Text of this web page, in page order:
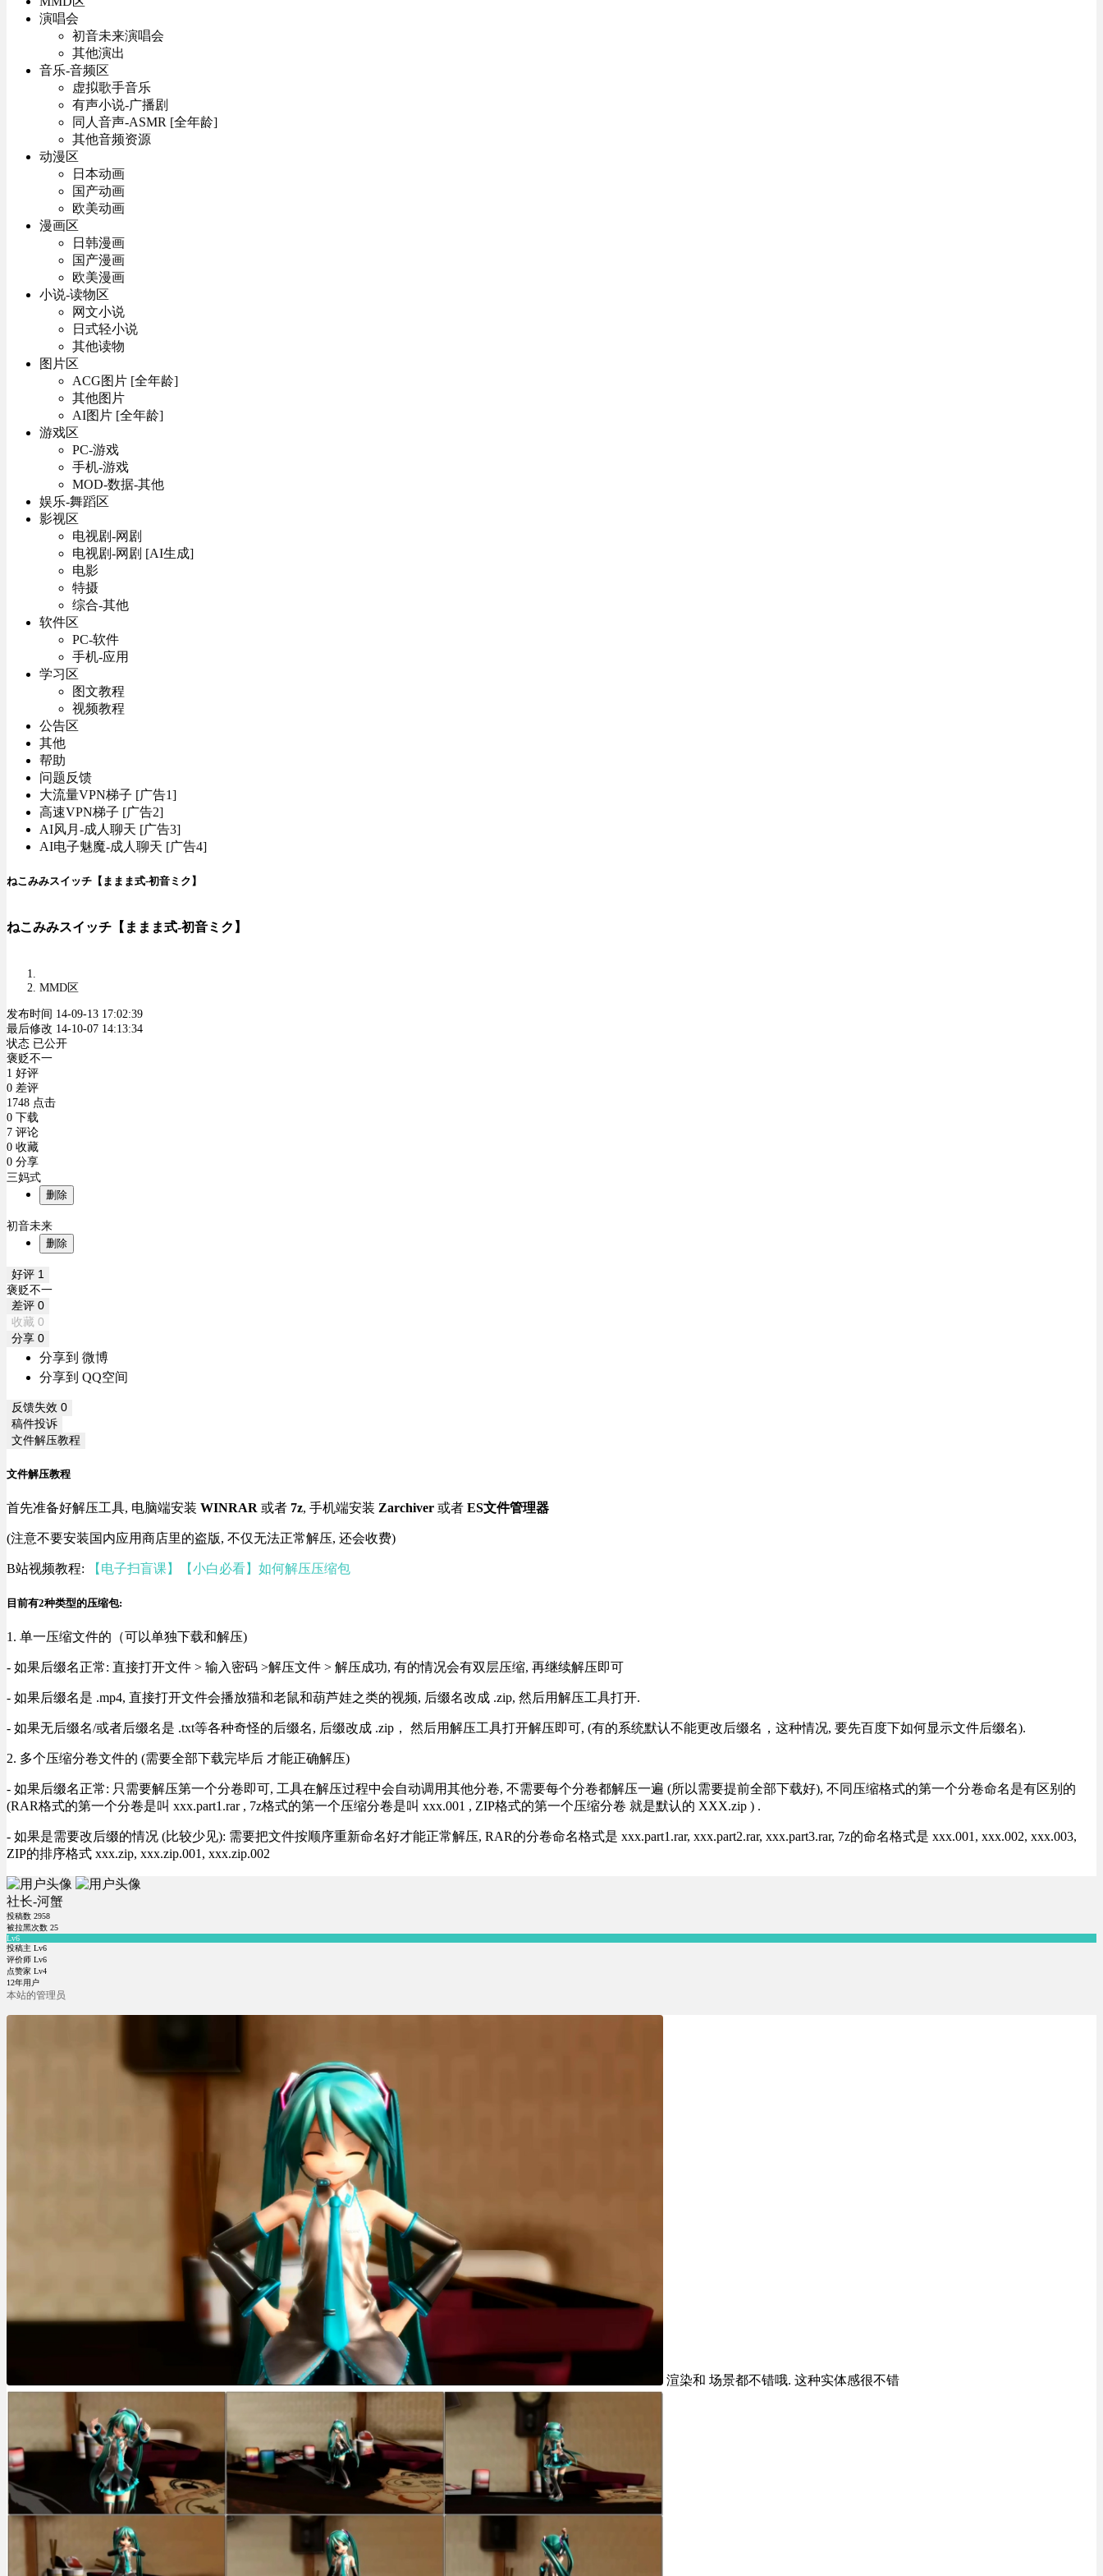
演唱会
初音未来演唱会
其他演出
音乐-音频区
虚拟歌手音乐
有声小说-广播剧
同人音声-ASMR [全年龄]
其他音频资源
动漫区
日本动画
国产动画
欧美动画
漫画区
日韩漫画
国产漫画
欧美漫画
小说-读物区
网文小说
日式轻小说
其他读物
图片区
ACG图片 [全年龄]
其他图片
AI图片 [全年龄]
游戏区
PC-游戏
手机-游戏
MOD-数据-其他
娱乐-舞蹈区
影视区
电视剧-网剧
电视剧-网剧 [AI生成]
电影
特摄
综合-其他
软件区
PC-软件
手机-应用
学习区
图文教程
视频教程
公告区
其他
帮助
问题反馈
大流量VPN梯子 [广告1]
高速VPN梯子 [广告2]
AI风月-成人聊天 [广告3]
AI电子魅魔-成人聊天 [广告4]
ねこみみスイッチ【ままま式-初音ミク】
ねこみみスイッチ【ままま式-初音ミク】
MMD区
发布时间 14-09-13 17:02:39
最后修改 14-10-07 14:13:34
状态 已公开
褒贬不一
1 好评
0 差评
1748 点击
0 下载
7 评论
0 收藏
0 分享
三妈式
删除
初音未来
删除
好评 1
褒贬不一
差评 0
收藏 0
分享 0
分享到 微博
分享到 QQ空间
反馈失效 0
稿件投诉
文件解压教程
文件解压教程
首先准备好解压工具, 电脑端安装 WINRAR 或者 7z, 手机端安装 Zarchiver 或者 ES文件管理器
(注意不要安装国内应用商店里的盗版, 不仅无法正常解压, 还会收费)
B站视频教程: 【电子扫盲课】【小白必看】如何解压压缩包
目前有2种类型的压缩包:
1. 单一压缩文件的（可以单独下载和解压)
- 如果后缀名正常: 直接打开文件 > 输入密码 >解压文件 > 解压成功, 有的情况会有双层压缩, 再继续解压即可
- 如果后缀名是 .mp4, 直接打开文件会播放猫和老鼠和葫芦娃之类的视频, 后缀名改成 .zip, 然后用解压工具打开.
- 如果无后缀名/或者后缀名是 .txt等各种奇怪的后缀名, 后缀改成 .zip， 然后用解压工具打开解压即可, (有的系统默认不能更改后缀名，这种情况, 要先百度下如何显示文件后缀名).
2. 多个压缩分卷文件的 (需要全部下载完毕后 才能正确解压)
- 如果后缀名正常: 只需要解压第一个分卷即可, 工具在解压过程中会自动调用其他分卷, 不需要每个分卷都解压一遍 (所以需要提前全部下载好), 不同压缩格式的第一个分卷命名是有区别的
(RAR格式的第一个分卷是叫 xxx.part1.rar , 7z格式的第一个压缩分卷是叫 xxx.001 , ZIP格式的第一个压缩分卷 就是默认的 XXX.zip ) .
- 如果是需要改后缀的情况 (比较少见): 需要把文件按顺序重新命名好才能正常解压, RAR的分卷命名格式是 xxx.part1.rar, xxx.part2.rar, xxx.part3.rar, 7z的命名格式是 xxx.001, xxx.002, xxx.003,
ZIP的排序格式 xxx.zip, xxx.zip.001, xxx.zip.002
社长-河蟹
投稿数 2958
被拉黑次数 25
Lv6
投稿主 Lv6
评价师 Lv6
点赞家 Lv4
12年用户
本站的管理员
渲染和 场景都不错哦. 这种实体感很不错